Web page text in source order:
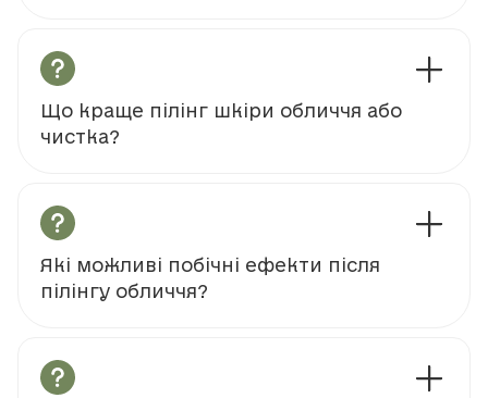
Що краще пілінг шкіри обличчя або
чистка?
Які можливі побічні ефекти після
пілінгу обличчя?